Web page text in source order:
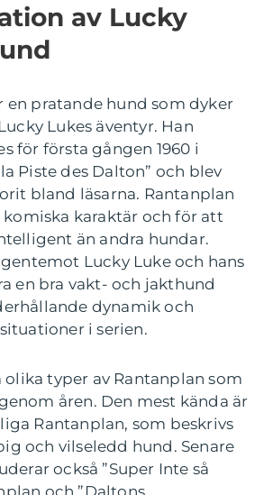
av Lucky
en pratande hund som dyker
Lukes äventyr. Han
för första gången 1960 i
Piste des Dalton” och blev
bland läsarna. Rantanplan
komiska karaktär och för att
än andra hundar.
Lucky Luke och hans
en bra vakt- och jakthund
dynamik och
i serien.
olika typer av Rantanplan som
åren. Den mest kända är
Rantanplan, som beskrivs
och vilseledd hund. Senare
också ”Super Inte så
och ”Daltons